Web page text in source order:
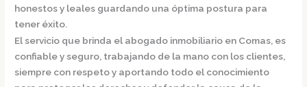
honestos y leales guardando una óptima postura para
tener éxito.
El servicio que brinda el abogado inmobiliario en Comas, es
confiable y seguro, trabajando de la mano con los clientes,
siempre con respeto y aportando todo el conocimiento